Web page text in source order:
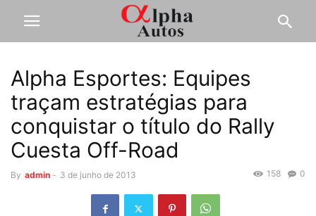
Alpha Esportes: Equipes
traçam estratégias para
conquistar o título do Rally
Cuesta Off-Road
By admin - 3 de junho de 2013 0
158